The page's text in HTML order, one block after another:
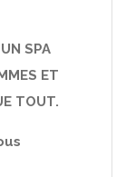
SPA
ET
TOUT.